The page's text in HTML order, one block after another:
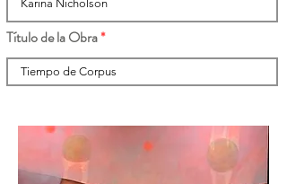
Título de la Obra